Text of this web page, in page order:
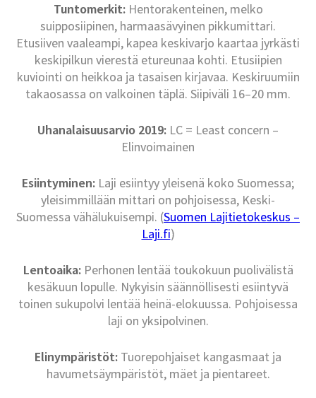
Tuntomerkit:Hentorakenteinen, melko
suipposiipinen, harmaasävyinen pikkumittari.
Etusiiven vaaleampi, kapea keskivarjo kaartaa jyrkästi
keskipilkun vierestä etureunaa kohti. Etusiipien
kuviointi on heikkoa ja tasaisen kirjavaa. Keskiruumiin
takaosassa on valkoinen täplä. Siipiväli 16–20 mm.
Uhanalaisuusarvio 2019: LC = Least concern –
Elinvoimainen
Esiintyminen: Laji esiintyy yleisenä koko Suomessa;
yleisimmillään mittari on pohjoisessa, Keski-
Suomessa vähälukuisempi. (Suomen Lajitietokeskus –
Laji.fi)
Lentoaika:Perhonen lentää toukokuun puolivälistä
kesäkuun lopulle. Nykyisin säännöllisesti esiintyvä
toinen sukupolvi lentää heinä-elokuussa. Pohjoisessa
laji on yksipolvinen.
Elinympäristöt: Tuorepohjaiset kangasmaat ja
havumetsäympäristöt, mäet ja pientareet.